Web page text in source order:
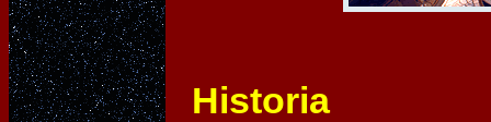
Historia